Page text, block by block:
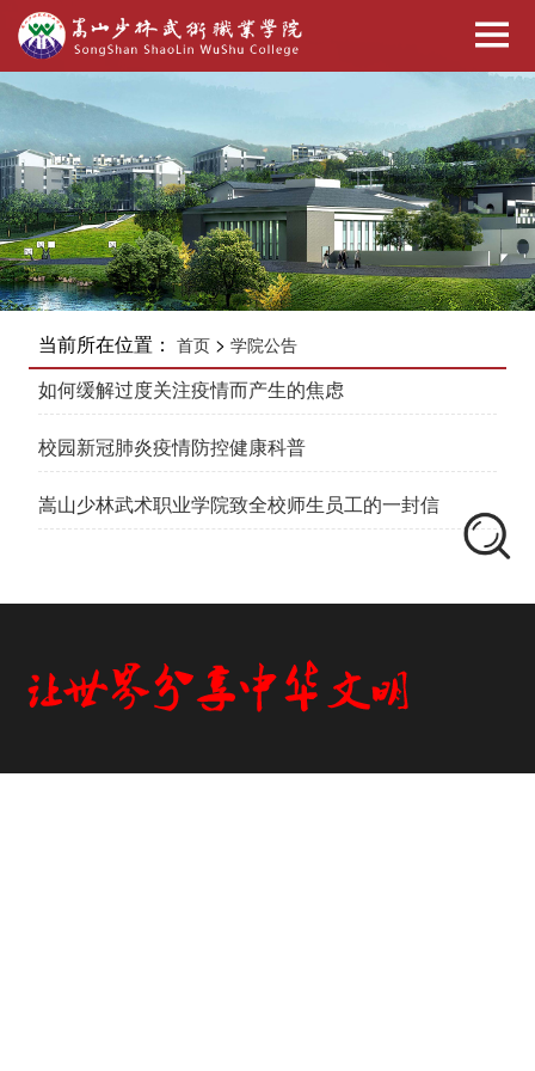
当前所在位置： 首页> 学院公告
如何缓解过度关注疫情而产生的焦虑
校园新冠肺炎疫情防控健康科普
嵩山少林武术职业学院致全校师生员工的一封信